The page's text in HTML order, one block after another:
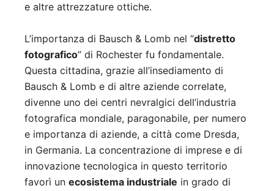
e altre attrezzature ottiche.
L’importanza di Bausch & Lomb nel “distretto
fotografico” di Rochester fu fondamentale.
Questa cittadina, grazie all’insediamento di
Bausch & Lomb e di altre aziende correlate,
divenne uno dei centri nevralgici dell’industria
fotografica mondiale, paragonabile, per numero
e importanza di aziende, a città come Dresda,
in Germania. La concentrazione di imprese e di
innovazione tecnologica in questo territorio
favorì un ecosistema industriale in grado di